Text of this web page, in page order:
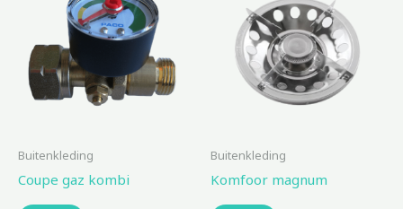
Buitenkleding
Coupe gaz kombi
Buitenkleding
Komfoor magnum